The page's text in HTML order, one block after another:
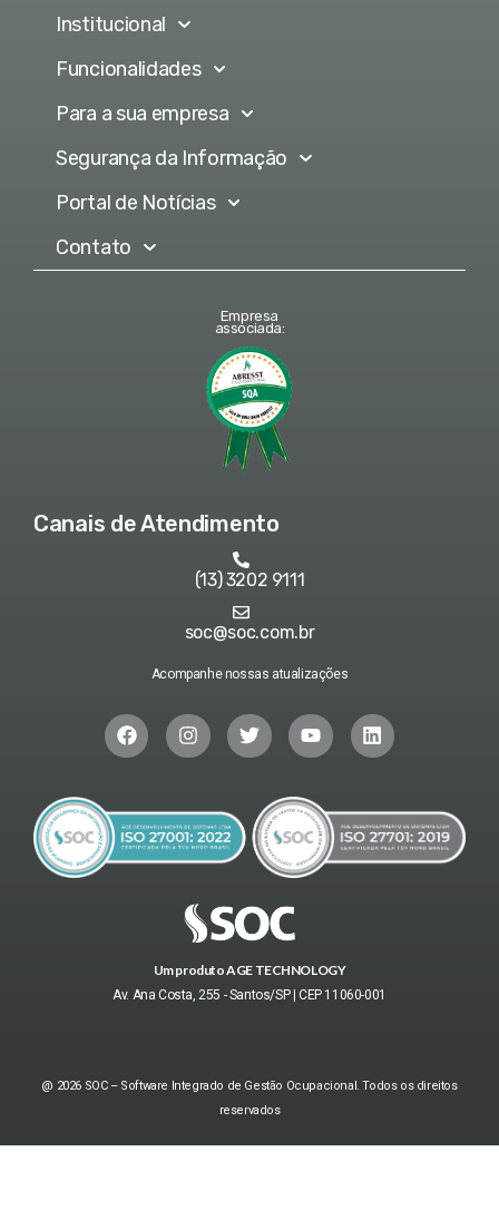
Institucional
Funcionalidades
Para a sua empresa
Segurança da Informação
Portal de Notícias
Contato
Empresa
associada:
Canais de Atendimento
(13) 3202 9111
soc@soc.com.br
Acompanhe nossas atualizações
Um produto AGE TECHNOLOGY
Av. Ana Costa, 255 - Santos/SP | CEP 11060-001
@ 2026 SOC – Software Integrado de Gestão Ocupacional. Todos os direitos
reservados